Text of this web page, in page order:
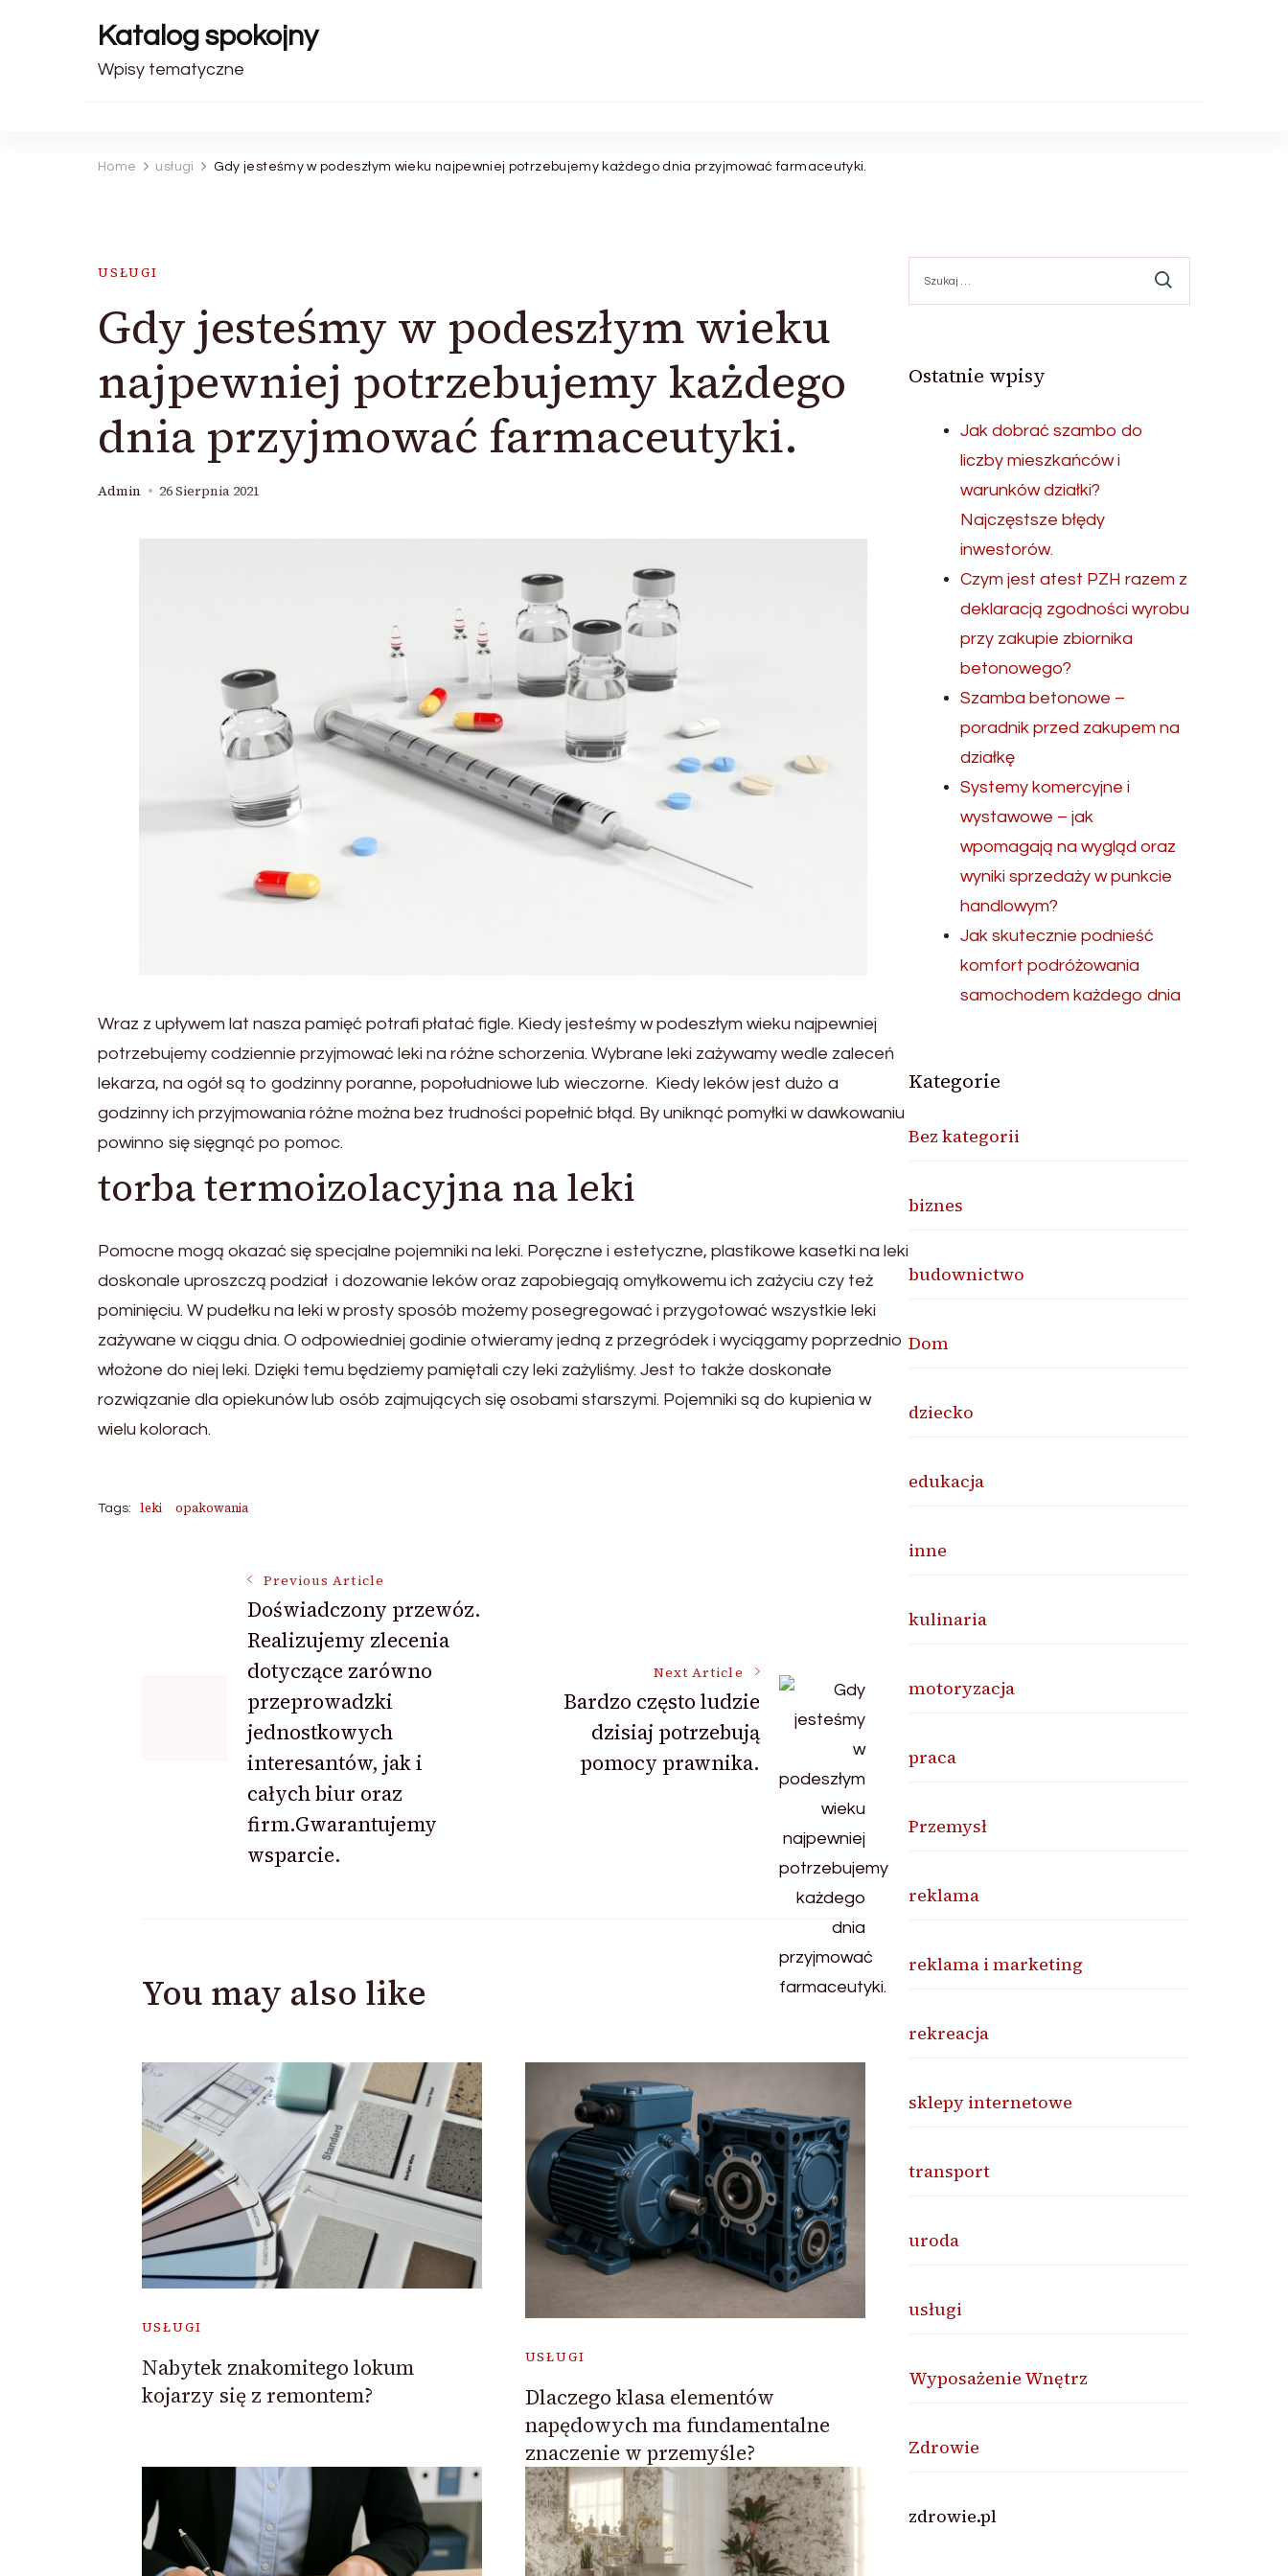
Katalog spokojny
Wpisy tematyczne
Home usługi Gdy jesteśmy w podeszłym wieku najpewniej potrzebujemy każdego dnia przyjmować farmaceutyki.
USŁUGI
Gdy jesteśmy w podeszłym wieku
najpewniej potrzebujemy każdego
dnia przyjmować farmaceutyki.
Admin 26 Sierpnia 2021
Wraz z upływem lat nasza pamięć potrafi płatać figle. Kiedy jesteśmy w podeszłym wieku najpewniej
potrzebujemy codziennie przyjmować leki na różne schorzenia. Wybrane leki zażywamy wedle zaleceń
lekarza, na ogół są to godzinny poranne, popołudniowe lub wieczorne. Kiedy leków jest dużo a
godzinny ich przyjmowania różne można bez trudności popełnić błąd. By uniknąć pomyłki w dawkowaniu
powinno się sięgnąć po pomoc.
torba termoizolacyjna na leki
Pomocne mogą okazać się specjalne pojemniki na leki. Poręczne i estetyczne, plastikowe kasetki na leki
doskonale uproszczą podział i dozowanie leków oraz zapobiegają omyłkowemu ich zażyciu czy też
pominięciu. W pudełku na leki w prosty sposób możemy posegregować i przygotować wszystkie leki
zażywane w ciągu dnia. O odpowiedniej godinie otwieramy jedną z przegródek i wyciągamy poprzednio
włożone do niej leki. Dzięki temu będziemy pamiętali czy leki zażyliśmy. Jest to także doskonałe
rozwiązanie dla opiekunów lub osób zajmujących się osobami starszymi. Pojemniki są do kupienia w
wielu kolorach.
Tags: leki opakowania
Navigation
Previous Article
Doświadczony przewóz.
Realizujemy zlecenia
dotyczące zarówno
przeprowadzki
jednostkowych
interesantów, jak i
całych biur oraz
firm.Gwarantujemy
wsparcie.
Next Article
Bardzo często ludzie
dzisiaj potrzebują
pomocy prawnika.
You may also like
USŁUGI
Nabytek znakomitego lokum
kojarzy się z remontem?
USŁUGI
Dlaczego klasa elementów
napędowych ma fundamentalne
znaczenie w przemyśle?
Ostatnie wpisy
Jak dobrać szambo do
liczby mieszkańców i
warunków działki?
Najczęstsze błędy
inwestorów.
Czym jest atest PZH razem z
deklaracją zgodności wyrobu
przy zakupie zbiornika
betonowego?
Szamba betonowe –
poradnik przed zakupem na
działkę
Systemy komercyjne i
wystawowe – jak
wpomagają na wygląd oraz
wyniki sprzedaży w punkcie
handlowym?
Jak skutecznie podnieść
komfort podróżowania
samochodem każdego dnia
Kategorie
Bez kategorii
biznes
budownictwo
Dom
dziecko
edukacja
inne
kulinaria
motoryzacja
praca
Przemysł
reklama
reklama i marketing
rekreacja
sklepy internetowe
transport
uroda
usługi
Wyposażenie Wnętrz
Zdrowie
zdrowie.pl